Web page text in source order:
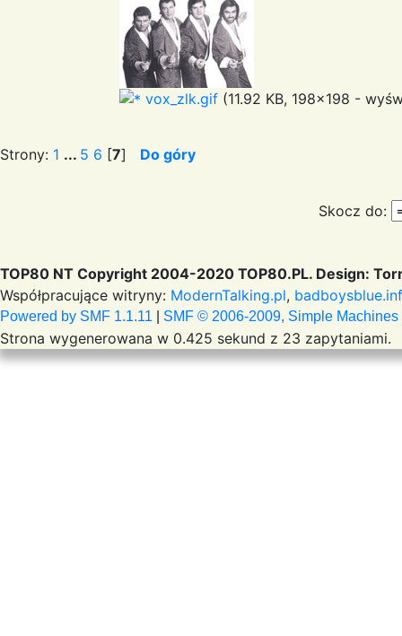
vox_zlk.gif (11.92 KB, 198x198 -
Strony: 1 ... 5 6 [7] Do góry
Skocz do:
TOP80 NT Copyright 2004-2020 TOP80.PL. Design:
Współpracujące witryny: ModernTalking.pl,
Powered by SMF 1.1.11 SMF © 2006-2009, Simple Machines
Strona wygenerowana w 0.425 sekund z 23 zapytaniami.